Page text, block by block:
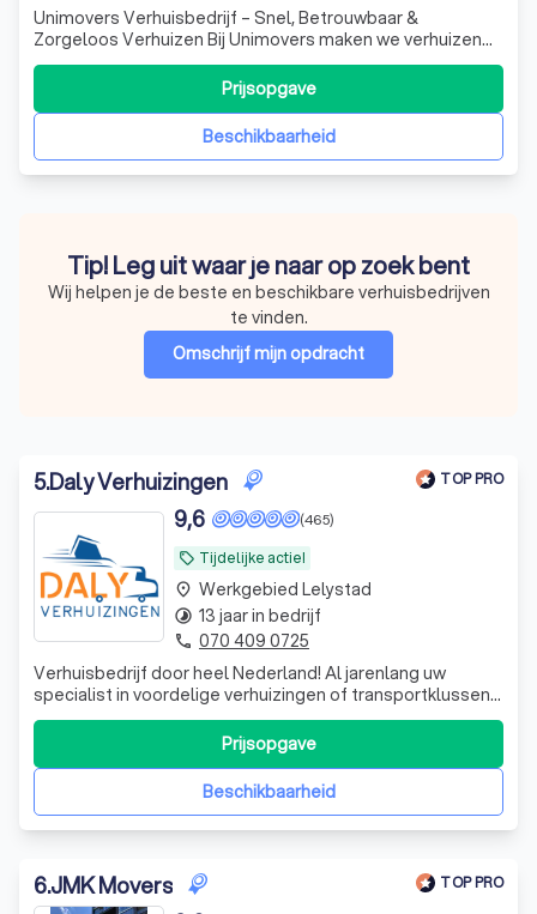
Unimovers Verhuisbedrijf – Snel, Betrouwbaar &
Zorgeloos Verhuizen Bij Unimovers maken we verhuizen
eenvoudig en stressvrij. Of het nu gaat om een particuliere
verhuizing, bedrijfsverhuizing of spoedverhuizing, ons
ervaren team staat klaar om u professioneel en efficiënt
te helpen. Wij bieden maatBeschikbaarheid
Prijsopgave
Tip! Leg uit waar je naar op zoek bent
Wij helpen je de beste en beschikbare verhuisbedrijven
te vinden.
Omschrijf mijn opdracht
5.Daly Verhuizingen TOP PRO
local_offer Tijdelijke actie!
(465)
9,6
Verhuisbedrijf door heel Nederland! Al jarenlang uw
specialist in voordelige verhuizingen of transportklussen
door heel Nederland. Onze missie is om u volledig te
ontzorgen van uw verhuizing. Hierbij staat u als klant
centraal, waarbij wij uw wensen onze prioriteit zijn. Vraag
Beschikbaarheid
Prijsopgave
place Werkgebied Lelystad
timelapse 13 jaar in bedrijf
phone 070 409 0725
6.JMK Movers
TOP PRO